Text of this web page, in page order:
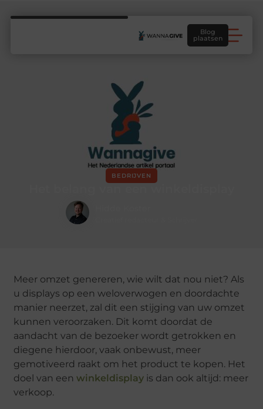
Blog
plaatsen
BEDRIJVEN
Meer omzet genereren, wie wilt dat nou niet? Als
u displays op een weloverwogen en doordachte
manier neerzet, zal dit een stijging van uw omzet
kunnen veroorzaken. Dit komt doordat de
aandacht van de bezoeker wordt getrokken en
diegene hierdoor, vaak onbewust, meer
gemotiveerd raakt om het product te kopen. Het
doel van eenwinkeldisplay is dan ook altijd: meer
verkoop.